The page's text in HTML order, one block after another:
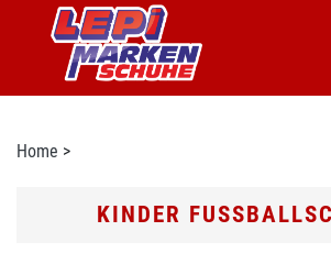
Home >
KINDER